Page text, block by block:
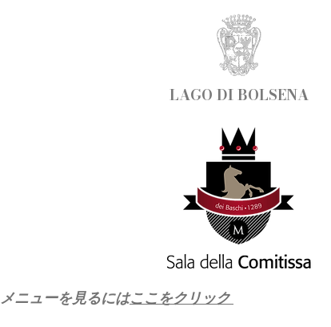
LAGO DI BOLSENA
メニューを見るにはここをクリック